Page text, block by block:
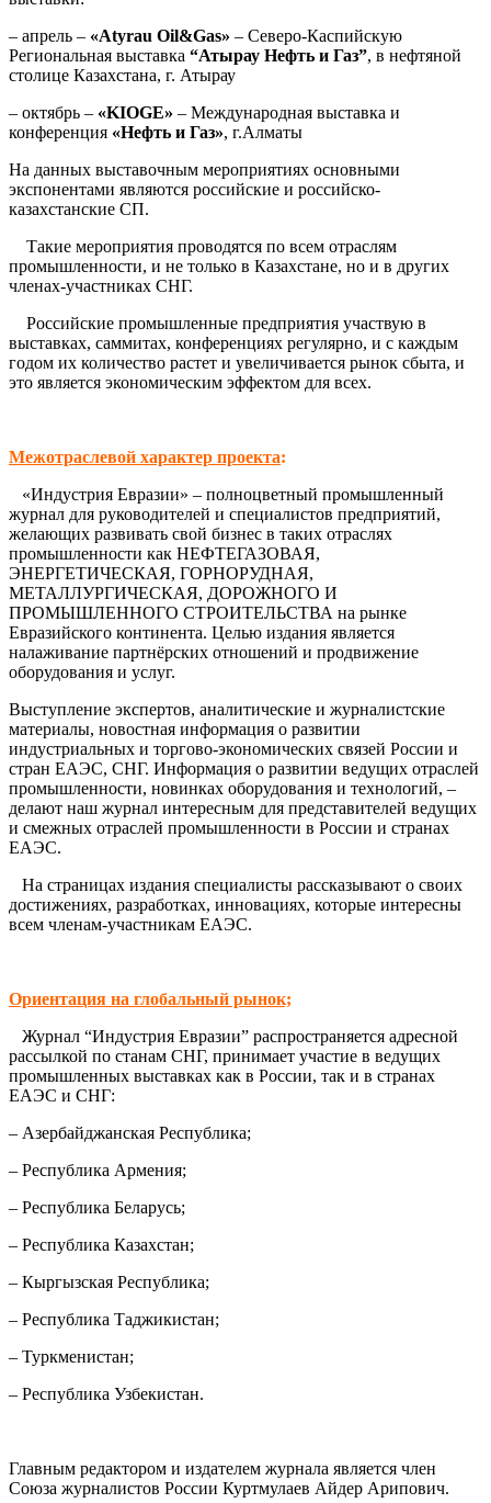
– апрель – «Atyrau Oil&Gas» – Северо-Каспийскую
Региональная выставка “Атырау Нефть и Газ”, в нефтяной
столице Казахстана, г. Атырау
– октябрь – «KIOGE» – Международная выставка и
конференция «Нефть и Газ», г.Алматы
На данных выставочным мероприятиях основными
экспонентами являются российские и российско-
казахстанские СП.
Такие мероприятия проводятся по всем отраслям
промышленности, и не только в Казахстане, но и в других
членах-участниках СНГ.
Российские промышленные предприятия участвую в
выставках, саммитах, конференциях регулярно, и с каждым
годом их количество растет и увеличивается рынок сбыта, и
это является экономическим эффектом для всех.
Межотраслевой характер проекта:
«Индустрия Евразии» – полноцветный промышленный
журнал для руководителей и специалистов предприятий,
желающих развивать свой бизнес в таких отраслях
промышленности как НЕФТЕГАЗОВАЯ,
ЭНЕРГЕТИЧЕСКАЯ, ГОРНОРУДНАЯ,
МЕТАЛЛУРГИЧЕСКАЯ, ДОРОЖНОГО И
ПРОМЫШЛЕННОГО СТРОИТЕЛЬСТВА на рынке
Евразийского континента. Целью издания является
налаживание партнёрских отношений и продвижение
оборудования и услуг.
Выступление экспертов, аналитические и журналистские
материалы, новостная информация о развитии
индустриальных и торгово-экономических связей России и
стран ЕАЭС, СНГ. Информация о развитии ведущих отраслей
промышленности, новинках оборудования и технологий, –
делают наш журнал интересным для представителей ведущих
и смежных отраслей промышленности в России и странах
ЕАЭС.
На страницах издания специалисты рассказывают о своих
достижениях, разработках, инновациях, которые интересны
всем членам-участникам ЕАЭС.
Ориентация на глобальный рынок;
Журнал “Индустрия Евразии” распространяется адресной
рассылкой по станам СНГ, принимает участие в ведущих
промышленных выставках как в России, так и в странах
ЕАЭС и СНГ:
– Азербайджанская Республика;
– Республика Армения;
– Республика Беларусь;
– Республика Казахстан;
– Кыргызская Республика;
– Республика Таджикистан;
– Туркменистан;
– Республика Узбекистан.
Главным редактором и издателем журнала является член
Союза журналистов России Куртмулаев Айдер Арипович.